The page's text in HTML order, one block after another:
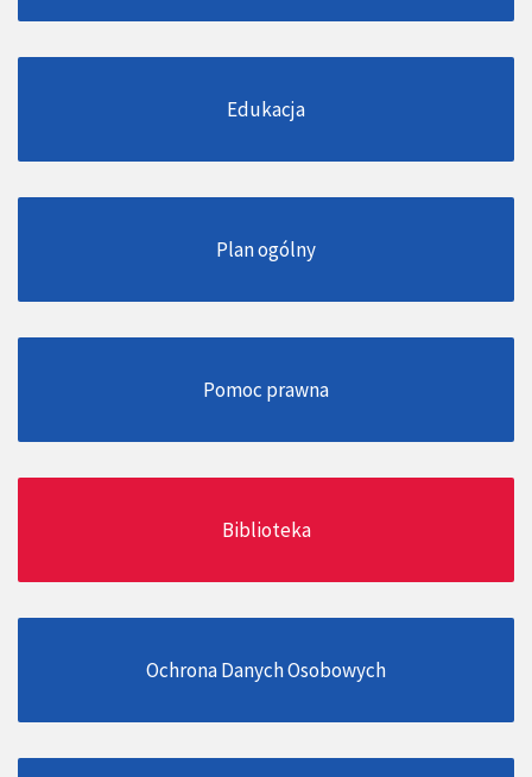
Edukacja
Plan ogólny
Pomoc prawna
Biblioteka
Ochrona Danych Osobowych